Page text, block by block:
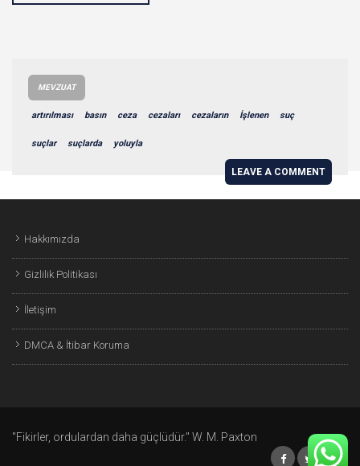
MEVZUAT
artırılması basın ceza cezaları cezaların İşlenen suç
suçlar suçlarda yoluyla
LEAVE A COMMENT
Hakkımızda
Gizlilik Politikası
İletişim
DMCA & İtibar Koruma
"Fikirler, ordulardan daha güçlüdür." W. M. Paxton